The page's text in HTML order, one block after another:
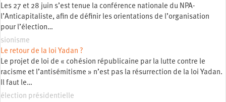
Les 27 et 28 juin s’est tenue la conférence nationale du NPA-
l’Anticapitaliste, afin de définir les orientations de l’organisation
pour l’élection…
sionisme
Le retour de la loi Yadan ?
Le projet de loi de « cohésion républicaine par la lutte contre le
racisme et l’antisémitisme » n’est pas la résurrection de la loi Yadan.
Il faut le…
élection présidentielle